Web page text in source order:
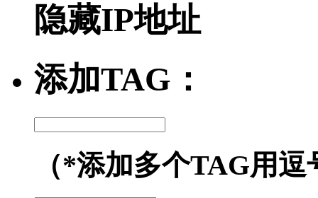
隐藏IP地址
添加TAG：
（*添加多个TAG用